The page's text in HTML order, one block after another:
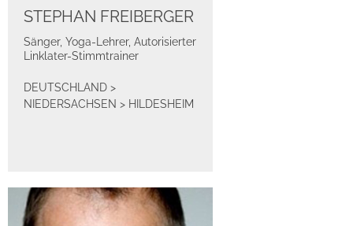
STEPHAN FREIBERGER
Sänger, Yoga-Lehrer, Autorisierter
Linklater-Stimmtrainer
DEUTSCHLAND >
NIEDERSACHSEN > HILDESHEIM